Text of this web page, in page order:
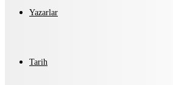
Yazarlar
Tarih